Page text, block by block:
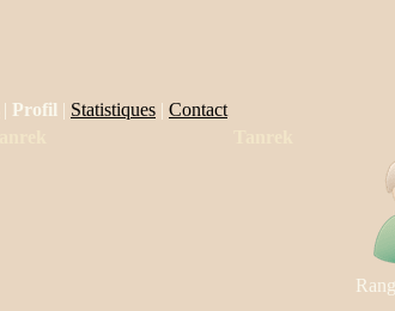
| Profil | Statistiques | Contact